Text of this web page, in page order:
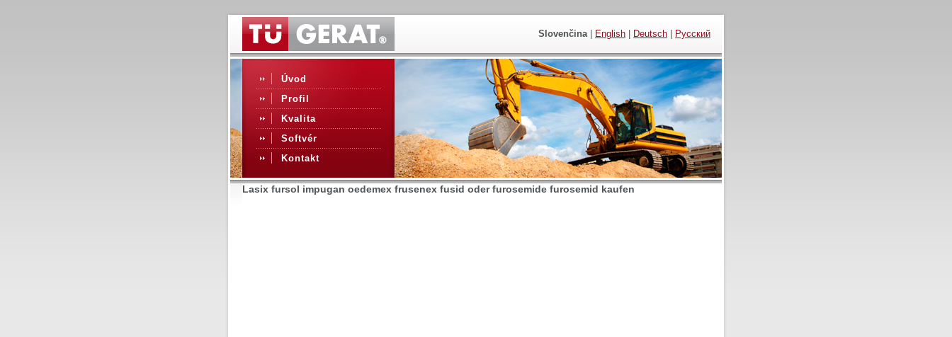
Slovenčina| English Deutsch Русский
Úvod
Profil
Kvalita
Softvér
Kontakt
Lasix fursol impugan oedemex frusenex fusid oder furosemide furosemid kaufen